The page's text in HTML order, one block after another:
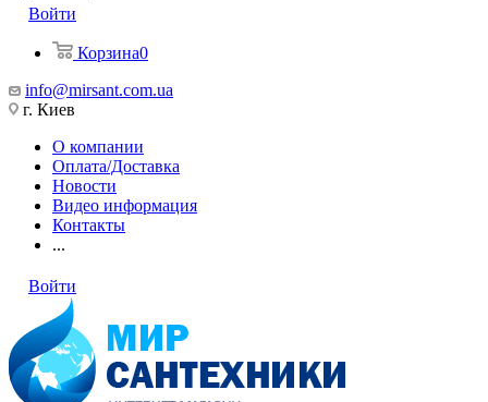
Войти
Корзина0
info@mirsant.com.ua
г. Киев
О компании
Оплата/Доставка
Новости
Видео информация
Контакты
...
Войти